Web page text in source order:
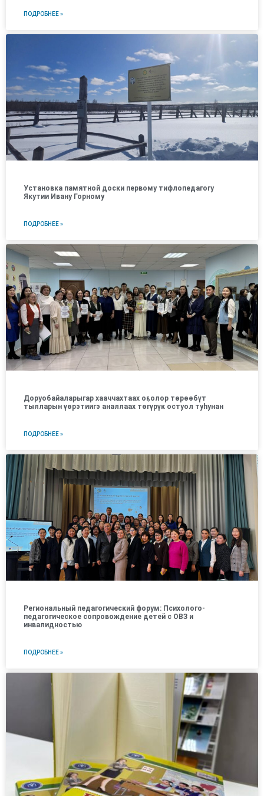
ПОДРОБНЕЕ »
Установка памятной доски первому тифлопедагогу
Якутии Ивану Горному
ПОДРОБНЕЕ »
Доруобайаларыгар хааччахтаах оҕолор төрөөбүт
тылларын үөрэтиигэ аналлаах төгүрүк остуол туһунан
ПОДРОБНЕЕ »
Региональный педагогический форум: Психолого-
педагогическое сопровождение детей с ОВЗ и
инвалидностью
ПОДРОБНЕЕ »